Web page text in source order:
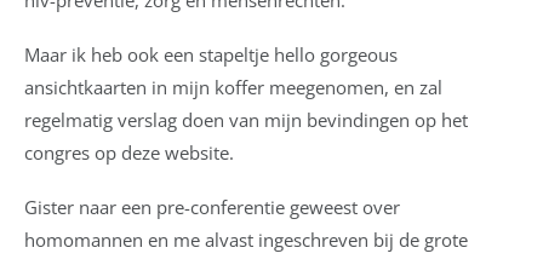
Maar ik heb ook een stapeltje hello gorgeous
ansichtkaarten in mijn koffer meegenomen, en zal
regelmatig verslag doen van mijn bevindingen op het
congres op deze website.
Gister naar een pre-conferentie geweest over
homomannen en me alvast ingeschreven bij de grote